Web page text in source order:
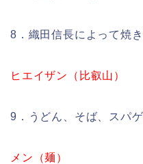
8．織田信長によって焼
ヒエイザン（比叡山）
9．うどん、そば、スパ
メン（麺）